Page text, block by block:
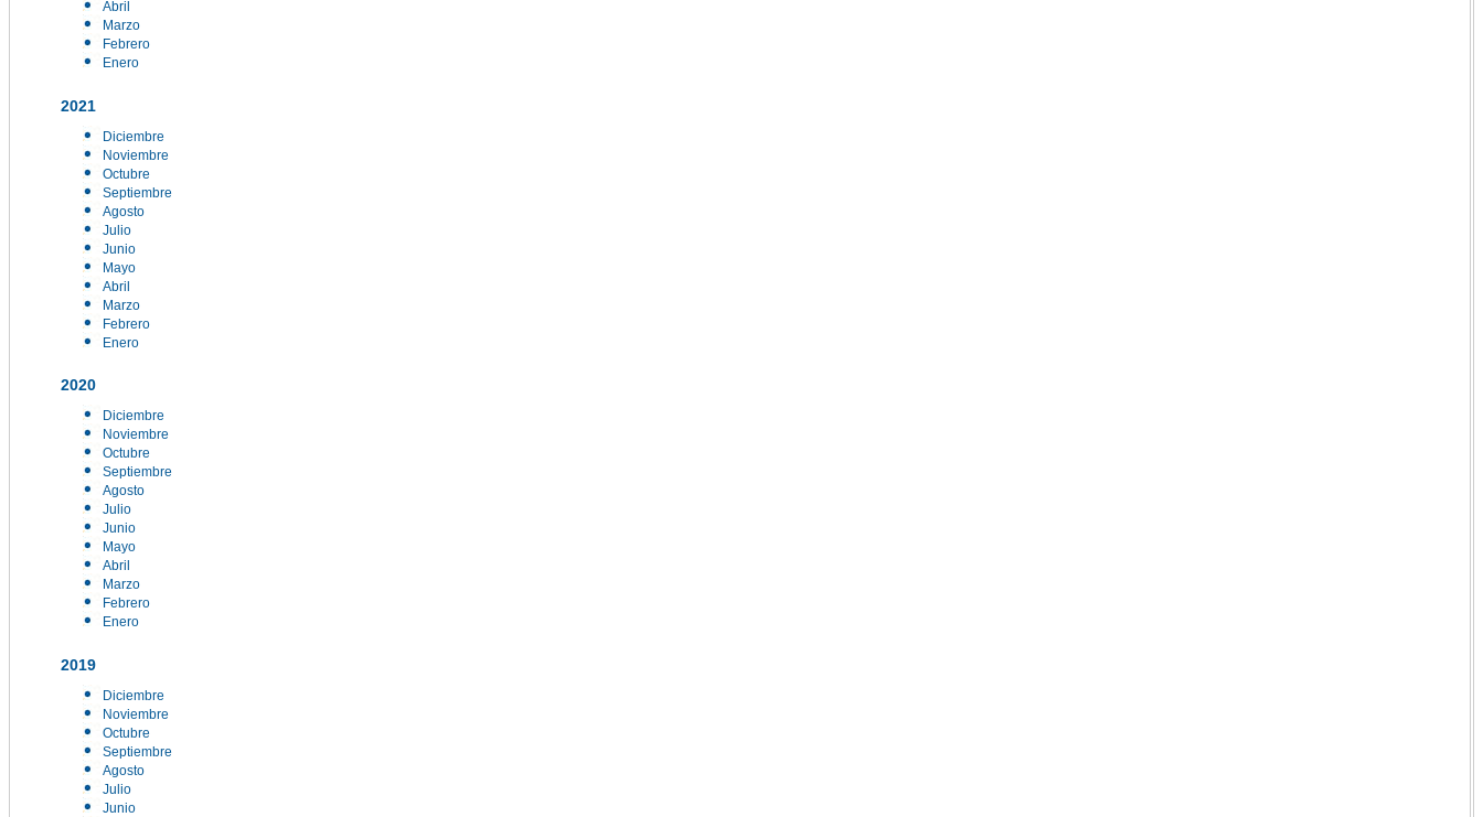
Abril
Marzo
Febrero
Enero
2021
Diciembre
Noviembre
Octubre
Septiembre
Agosto
Julio
Junio
Mayo
Abril
Marzo
Febrero
Enero
2020
Diciembre
Noviembre
Octubre
Septiembre
Agosto
Julio
Junio
Mayo
Abril
Marzo
Febrero
Enero
2019
Diciembre
Noviembre
Octubre
Septiembre
Agosto
Julio
Junio